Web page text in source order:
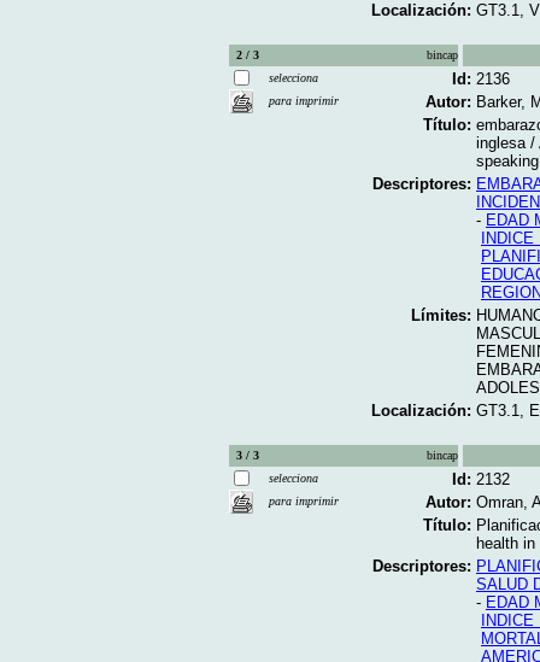
Localización: GT3.1,
2 / 3
bincap
selecciona
para imprimir
Id: 2136
Autor: Barker,
Título:
inglesa /
Descriptores:
- EDAD
Límites:
Localización: GT3.1,
3 / 3
bincap
selecciona
para imprimir
Id: 2132
Autor: Omran,
Título:
health
Descriptores:
SALUD
- EDAD